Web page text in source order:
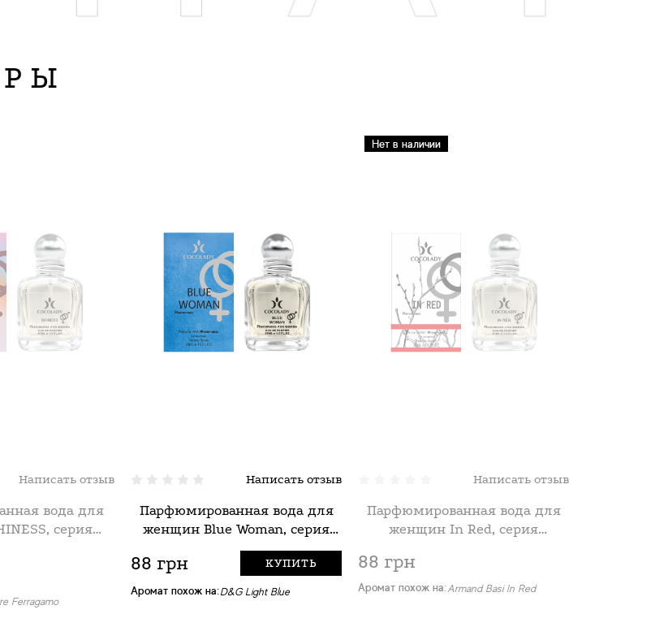
Написать отзыв
вода для
серия
Ferragamo
Написать отзыв
Парфюмированная вода для
женщин Blue Woman, серия
"Феромон", ТМ Cocolady 30 мл
88 грн КУПИТЬ
Аромат похож на:D&G Light Blue
Нет в наличии
Написать отзыв
Парфюмированная вода для
женщин In Red, серия
88 грн
Аромат похож на:Armand Basi In Red